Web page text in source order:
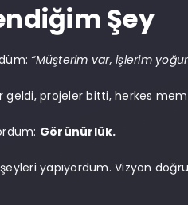
Şey
“Müşterim var, işlerim
projeler bitti, herkes
Görünürlük.
yapıyordum. Vizyon